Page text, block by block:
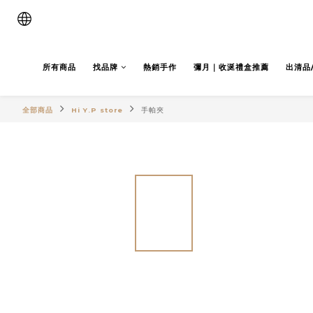
所有商品 找品牌 熱銷手作 彌月｜收涎禮盒推薦 出清
全部商品 Hi Y.P store 手帕夾